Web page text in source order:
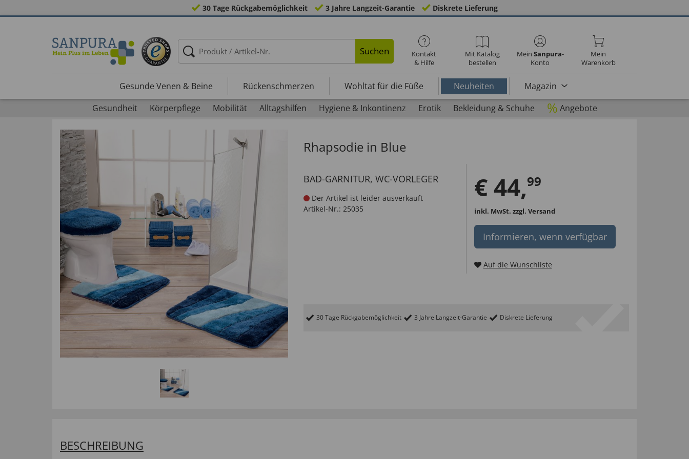
30 Tage Rückgabemöglichkeit 3 Jahre Langzeit-Garantie Diskrete Lieferung
Suchen
Kontakt
& Hilfe
Mit Katalog
bestellen
Mein Sanpura-
Konto
Mein
Warenkorb
Gesunde Venen & Beine Rückenschmerzen Wohltat für die Füße Neuheiten
Magazin
Gesundheit
Körperpflege Mobilität Alltagshilfen Hygiene & Inkontinenz Erotik Bekleidung & Schuhe % Angebote
Rhapsodie in Blue
BAD-GARNITUR, WC-VORLEGER
Der Artikel ist leider ausverkauft
Artikel-Nr.: 25035
€44,99
inkl. MwSt. zzgl. Versand
Informieren, wenn verfügbar
Auf die Wunschliste
30 Tage Rückgabemöglichkeit 3 Jahre Langzeit-Garantie Diskrete Lieferung
BESCHREIBUNG